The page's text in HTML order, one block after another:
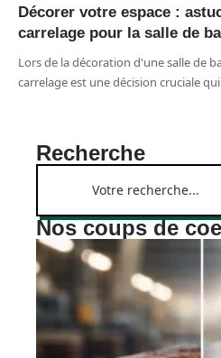
Décorer votre espace :
carrelage pour la salle de
Lors de la décoration d'une salle de
carrelage est une décision cruciale
Recherche
Nos coups de